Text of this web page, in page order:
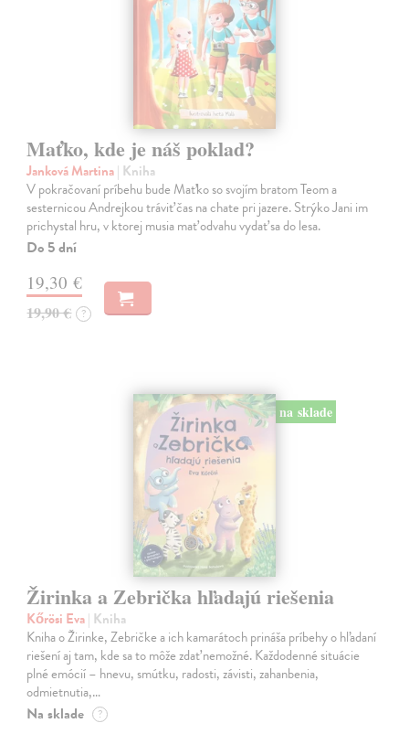
Maťko, kde je náš poklad?
Janková Martina| Kniha
V pokračovaní príbehu bude Maťko so svojím bratom Teom a
sesternicou Andrejkou tráviť čas na chate pri jazere. Strýko Jani im
prichystal hru, v ktorej musia mať odvahu vydať sa do lesa.
Do 5 dní
19,30 €
19,90 € ?
na sklade
Žirinka a Zebrička hľadajú riešenia
Kőrösi Eva| Kniha
Kniha o Žirinke, Zebričke a ich kamarátoch prináša príbehy o hľadaní
riešení aj tam, kde sa to môže zdať nemožné. Každodenné situácie
plné emócií – hnevu, smútku, radosti, závisti, zahanbenia,
odmietnutia,…
Na sklade ?